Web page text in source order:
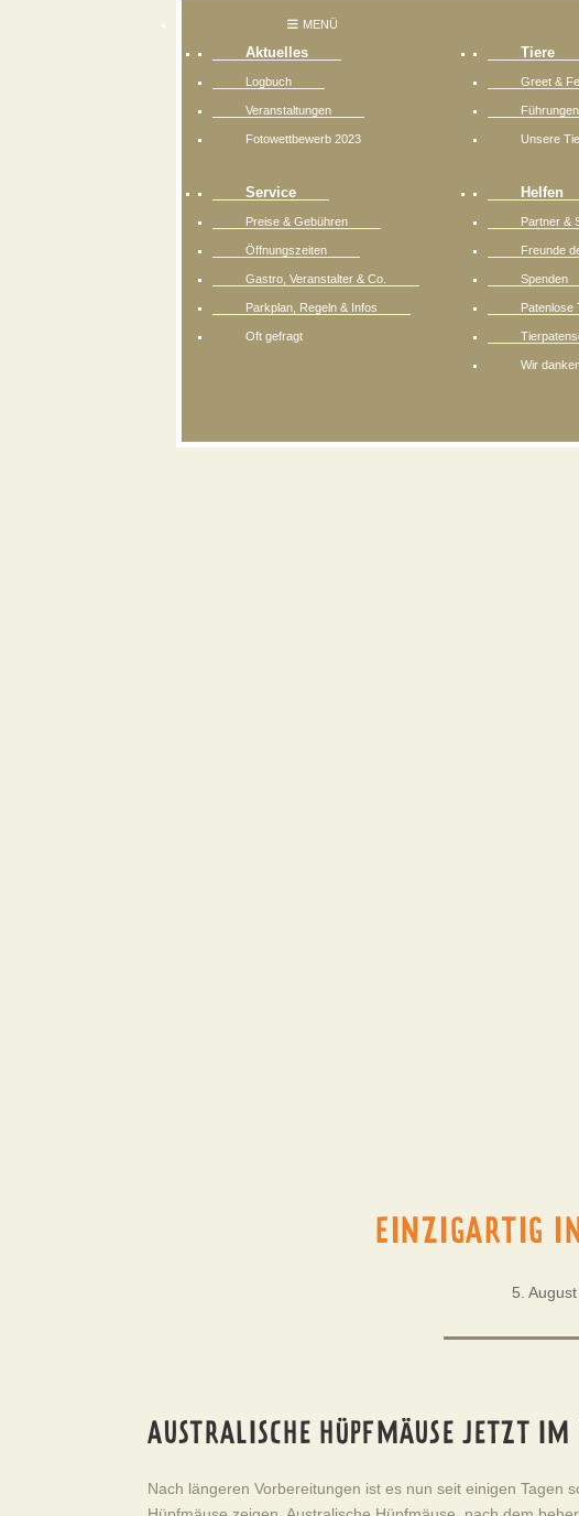
MENÜ
Aktuelles
Logbuch
Veranstaltungen
Fotowettbewerb 2023
Tiere
Greet &
Führungen
Unsere
Service
Preise & Gebühren
Öffnungszeiten
Gastro, Veranstalter & Co.
Parkplan, Regeln & Infos
Oft gefragt
Helfen
Partner &
Freunde
Spenden
Patenlose
Wir
EINZIGARTIG
5.
AUSTRALISCHE HÜPFMÄUSE JETZT IM
Nach längeren Vorbereitungen ist es nun seit einigen Tagen